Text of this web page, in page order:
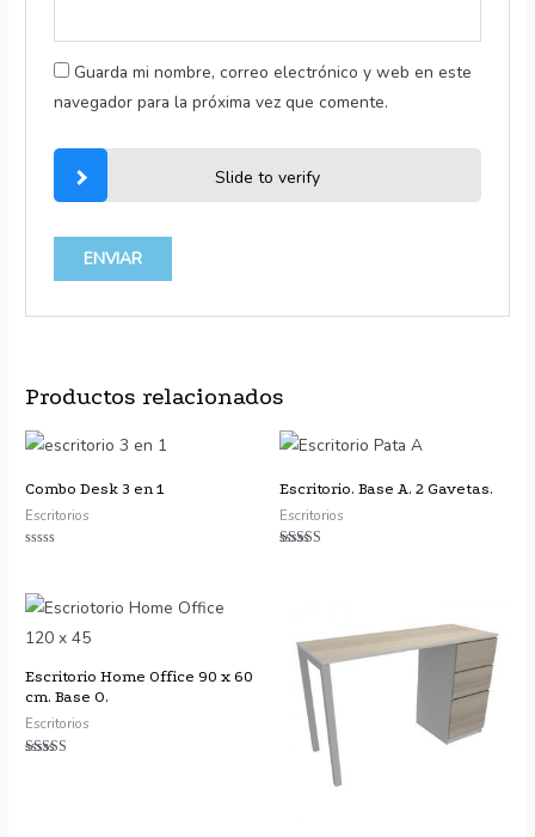
Guarda mi nombre, correo electrónico y web en este
navegador para la próxima vez que comente.
Slide to verify
Productos relacionados
Combo Desk 3 en 1
Escritorios
de
5
Escritorio. Base A. 2 Gavetas.
Escritorios
Escritorio Home Office 90 x 60
cm. Base O.
Escritorios